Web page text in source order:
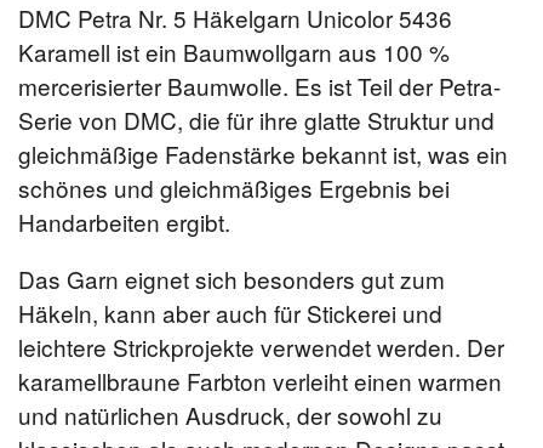
DMC Petra Nr. 5 Häkelgarn Unicolor 5436
Karamell ist ein Baumwollgarn aus 100 %
mercerisierter Baumwolle. Es ist Teil der Petra-
Serie von DMC, die für ihre glatte Struktur und
gleichmäßige Fadenstärke bekannt ist, was ein
schönes und gleichmäßiges Ergebnis bei
Handarbeiten ergibt.
Das Garn eignet sich besonders gut zum
Häkeln, kann aber auch für Stickerei und
leichtere Strickprojekte verwendet werden. Der
karamellbraune Farbton verleiht einen warmen
und natürlichen Ausdruck, der sowohl zu